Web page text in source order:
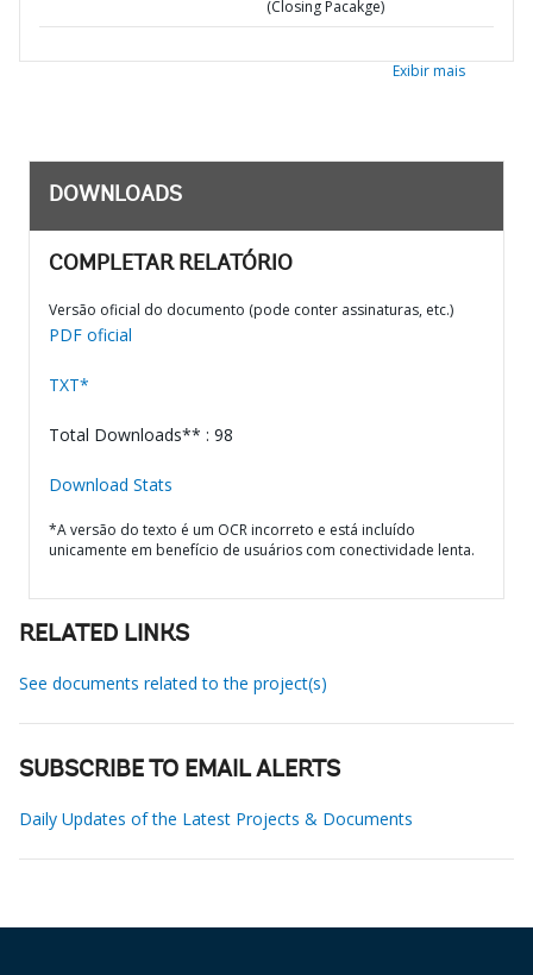
(Closing Pacakge)
Exibir mais
DOWNLOADS
COMPLETAR RELATÓRIO
Versão oficial do documento (pode conter assinaturas, etc.)
PDF oficial
TXT*
Total Downloads** : 98
Download Stats
*A versão do texto é um OCR incorreto e está incluído
unicamente em benefício de usuários com conectividade lenta.
RELATED LINKS
See documents related to the project(s)
SUBSCRIBE TO EMAIL ALERTS
Daily Updates of the Latest Projects & Documents